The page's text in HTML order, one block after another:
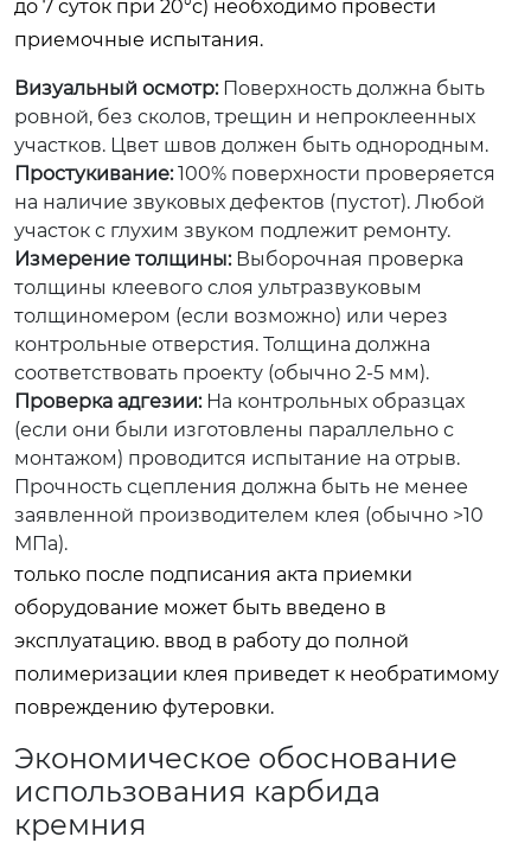
до 7 суток при 20°c) необходимо провести
приемочные испытания.
Визуальный осмотр:Поверхность должна быть
ровной, без сколов, трещин и непроклеенных
участков. Цвет швов должен быть однородным.
Простукивание:100% поверхности проверяется
на наличие звуковых дефектов (пустот). Любой
участок с глухим звуком подлежит ремонту.
Измерение толщины:Выборочная проверка
толщины клеевого слоя ультразвуковым
толщиномером (если возможно) или через
контрольные отверстия. Толщина должна
соответствовать проекту (обычно 2-5 мм).
Проверка адгезии:На контрольных образцах
(если они были изготовлены параллельно с
монтажом) проводится испытание на отрыв.
Прочность сцепления должна быть не менее
заявленной производителем клея (обычно >10
МПа).
только после подписания акта приемки
оборудование может быть введено в
эксплуатацию. ввод в работу до полной
полимеризации клея приведет к необратимому
повреждению футеровки.
Экономическое обоснование
использования карбида
кремния